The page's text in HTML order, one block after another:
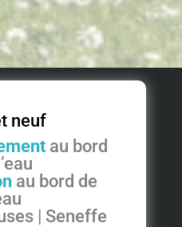
neuf
au bord
au bord de
| Seneffe